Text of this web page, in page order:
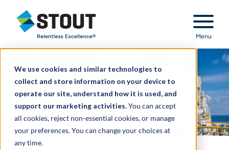
We use cookies and similar technologies to
collect and store information on your device to
operate our site, understand how it is used, and
support our marketing activities.You can accept
all cookies, reject non-essential cookies, or manage
your preferences. You can change your choices at
any time.
Stout Relentless Excellence
Menu